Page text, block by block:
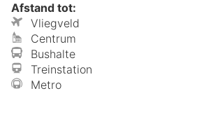
Afstand tot:
Vliegveld
Centrum
Bushalte
Treinstation
Metro